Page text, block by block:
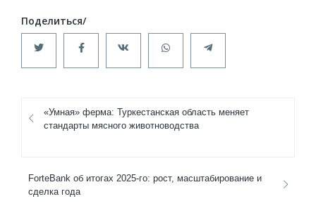
«Умная» ферма: Туркестанская область меняет
стандарты мясного животноводства
ForteBank об итогах 2025-го: рост, масштабирование и
сделка года